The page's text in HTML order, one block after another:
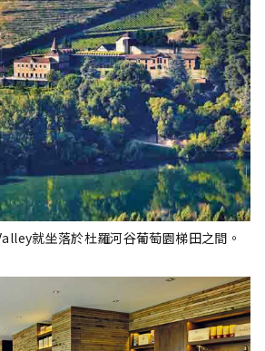
就坐落於杜羅河谷葡萄園梯田之間。